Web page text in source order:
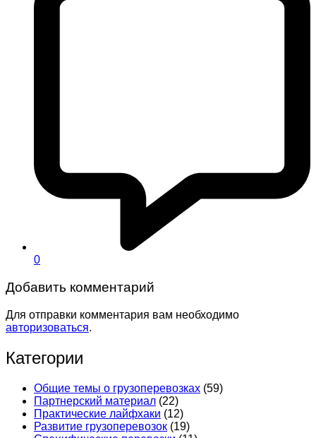
0
Добавить комментарий
Для отправки комментария вам необходимо
авторизоваться.
Категории
Общие темы о грузоперевозках (59)
Партнерский материал (22)
Практические лайфхаки (12)
Развитие грузоперевозок (19)